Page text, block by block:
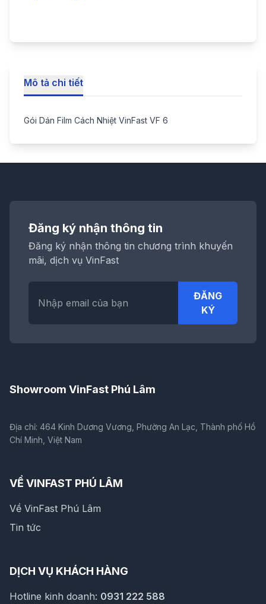
Mô tả chi tiết
Gói Dán Film Cách Nhiệt VinFast VF 6
Đăng ký nhận thông tin
Đăng ký nhận thông tin chương trình khuyến
mãi, dịch vụ VinFast
ĐĂNG
KÝ
Showroom VinFast Phú Lâm
Địa chỉ: 464 Kinh Dương Vương, Phường An Lạc, Thành phố Hồ
Chí Minh, Việt Nam
VỀ VINFAST PHÚ LÂM
Về VinFast Phú Lâm
Tin tức
DỊCH VỤ KHÁCH HÀNG
Hotline kinh doanh: 0931 222 588